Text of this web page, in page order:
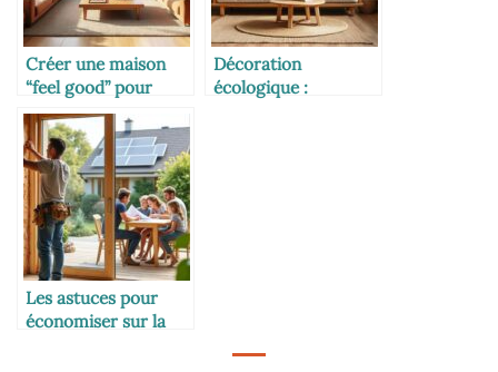
Créer une maison
“feel good” pour
toutes les
générations
Décoration
écologique :
Les astuces pour
économiser sur la